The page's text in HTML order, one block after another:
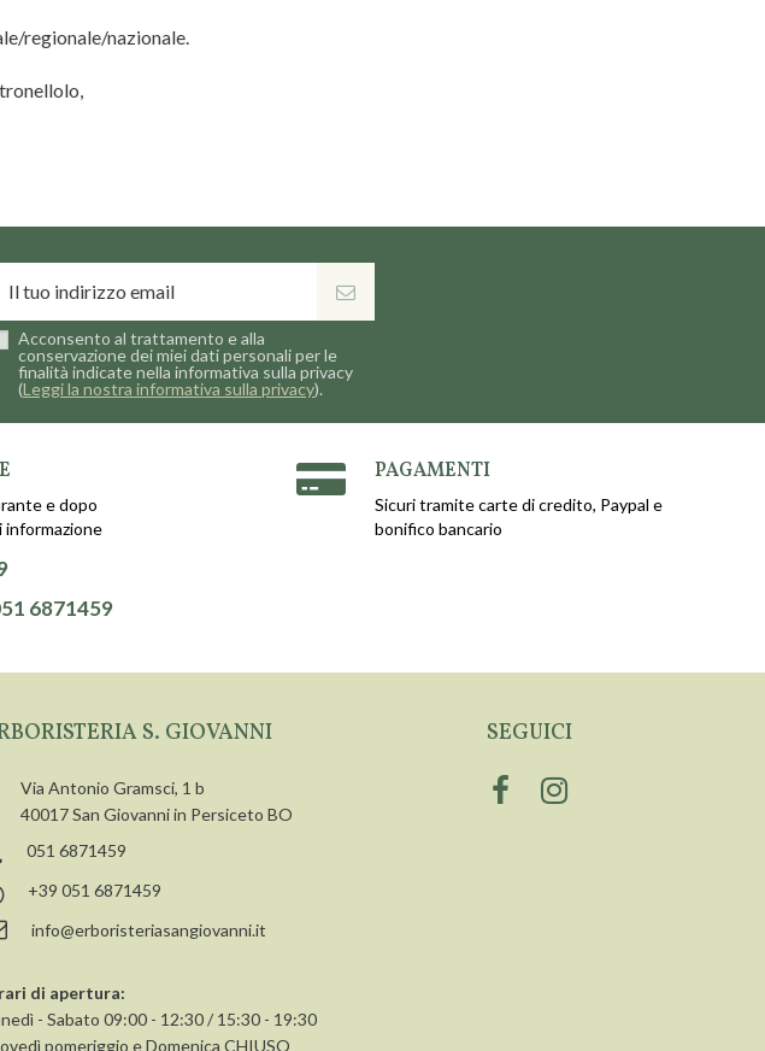
regionale/nazionale.
Acconsento al trattamento e alla
conservazione dei miei dati personali per le
finalità indicate nella informativa sulla privacy
(Leggi la nostra informativa sulla privacy).
e dopo
informazione
6871459
PAGAMENTI
Sicuri tramite carte di credito, Paypal e
bonifico bancario
S. GIOVANNI
Via Antonio Gramsci, 1 b
40017 San Giovanni in Persiceto BO
051 6871459
+39 051 6871459
info@erboristeriasangiovanni.it
di apertura:
- Sabato 09:00 - 12:30 / 15:30 - 19:30
pomeriggio e Domenica CHIUSO
SEGUICI